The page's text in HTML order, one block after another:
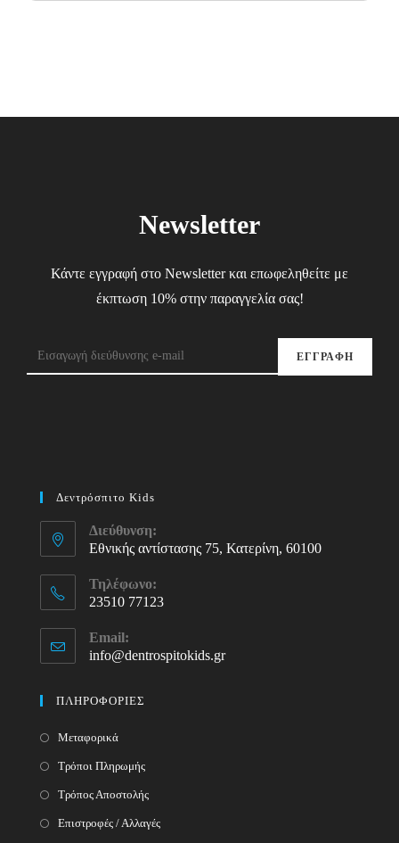
Newsletter
Κάντε εγγραφή στο Newsletter και επωφεληθείτε με
έκπτωση 10% στην παραγγελία σας!
ΕΓΓΡΑΦΗ
Δεντρόσπιτο Kids
Διεύθυνση:
Εθνικής αντίστασης 75, Κατερίνη, 60100
Τηλέφωνο:
23510 77123
in
Email:
info@dentrospitokids.grOpens
ΠΛΗΡΟΦΟΡΙΕΣ
Μεταφορικά
Τρόποι Πληρωμής
Τρόπος Αποστολής
Επιστροφές / Αλλαγές